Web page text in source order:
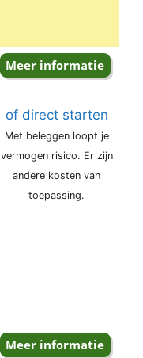
of direct starten
Met beleggen loopt je
vermogen risico. Er zijn
andere kosten van
toepassing.